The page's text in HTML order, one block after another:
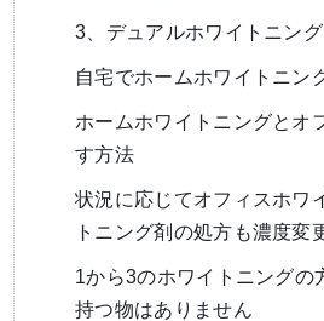
3、デュアルホワイトニング
自宅でホームホワイトニン
ホームホワイトニングとオ
す方法
状況に応じてオフィスホワ
トニング剤の処方も濃度変
1から3のホワイトニングの
持つ物はありません